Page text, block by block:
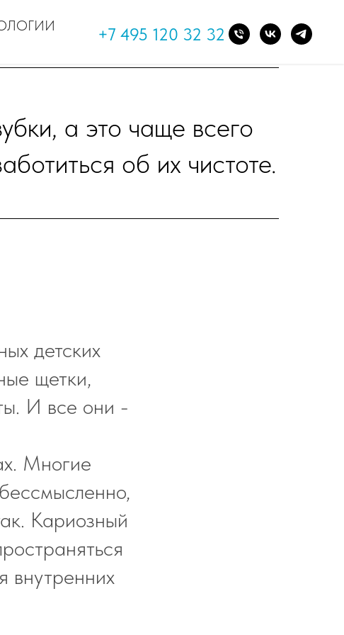
+7 495 120 32 32
а это чаще всего
об их чистоте.
детских
щетки,
И все они -
Многие
Кариозный
внутренних